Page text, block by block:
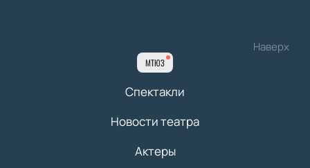
Наверх
МТЮЗ
Спектакли
Новости театра
Актеры